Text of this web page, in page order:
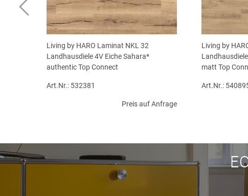
Living by HARO Laminat NKL 32
Landhausdiele 4V Eiche Sahara*
authentic Top Connect
Art.Nr.: 532381
Preis auf Anfrage
Living by
matt Top
Art.Nr.: